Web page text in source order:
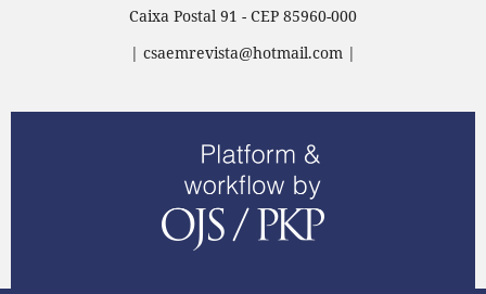
Caixa Postal 91 - CEP 85960-000
| csaemrevista@hotmail.com |